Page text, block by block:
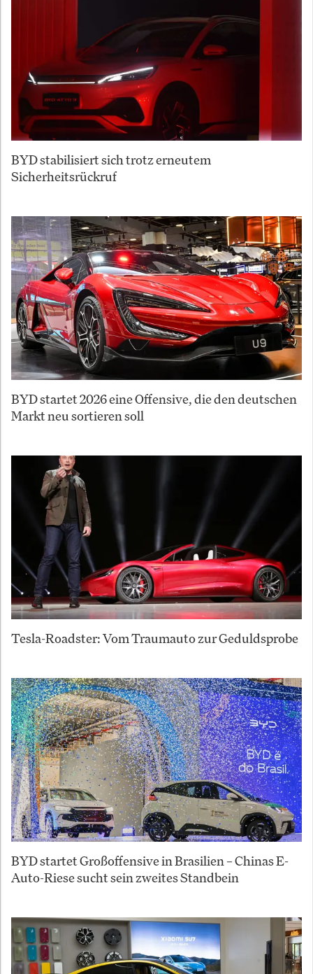
BYD stabilisiert sich trotz erneutem
Sicherheitsrückruf
BYD startet 2026 eine Offensive, die den deutschen
Markt neu sortieren soll
Tesla-Roadster: Vom Traumauto zur Geduldsprobe
BYD startet Großoffensive in Brasilien – Chinas E-
Auto-Riese sucht sein zweites Standbein